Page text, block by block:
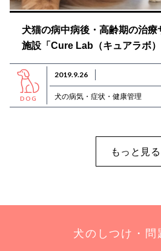
犬猫の病中病後・高齢期の治療
施設「Cure Lab（キュアラボ
DOG
2019.9.26
犬の病気・症状・健康管理
もっと見る
犬のしつけ・問